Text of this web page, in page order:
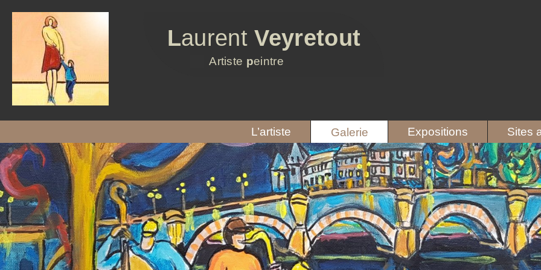
LaurentVeyretout
Artiste peintre
L’artiste Galerie Expositions Sites